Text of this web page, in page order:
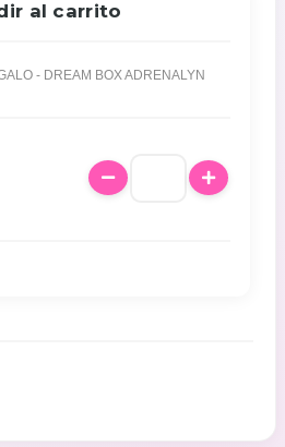
al carrito
- DREAM BOX ADRENALYN